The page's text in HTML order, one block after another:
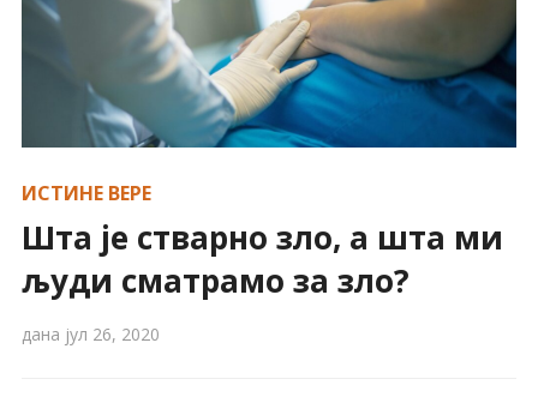
ИСТИНЕ ВЕРЕ
Шта је стварно зло, а шта ми
људи сматрамо за зло?
дана јул 26, 2020